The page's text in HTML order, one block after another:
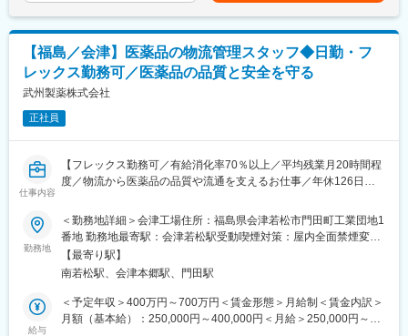
必要はなく、外部のシステム開発担当者とのすり合わせをしてい
ただくことになります。
・総務事務業務（IT機器の管理、施設管理など）
下記はメイン業務の合間に補助としてご対応いただく可能性があ
ります。
経験はなくてもかまいません。
・経理業務
・人事業務（新卒採用、中途採用など）
・その他のIT関連トラブル対応
■入社後について：
2025年～2026年度にかけてはシステム更新プロジェクトをメイン
業務として上司と一緒に進めていただきます。合間で管理部門の
業務全般を担い、徐々に総務経理人事全般の理解を深めていただ
■組織体制：
【福島／会津】医薬品の物流管理スタッフ◆日勤・フ
レックス勤務可／医薬品の品質と安全を守る
武州製薬株式会社
正社員
仕事内容
【フレックス勤務可／有給消化率70％以上／平均残業月20時間程
度／物流から医薬品の品質や流通を支えるお仕事／年休126日・
【ミッション】
武州製薬は、国内大手製薬会社はもとより、多くのグローバル製
薬会社からの受託製造を行っています。GDP・GMPに準拠した医
薬品の物流管理を通じて、製品の品質と安全性を確保し、全ての
お客様へスムーズかつ安定的な供給を実現することが当該部署の
重要なミッションです。
勤務地
＜勤務地詳細＞会津工場住所：福島県会津若松市門田町工業団地1
番地 勤務地最寄駅：会津若松駅受動喫煙対策：屋内全面禁煙変更
の範囲：会社の定める事業所
【最寄り駅】
南若松駅、会津本郷駅、門田駅
給与
＜予定年収＞400万円～700万円＜賃金形態＞月給制＜賃金内訳＞
月額（基本給）：250,000円～400,000円＜月給＞250,000円～